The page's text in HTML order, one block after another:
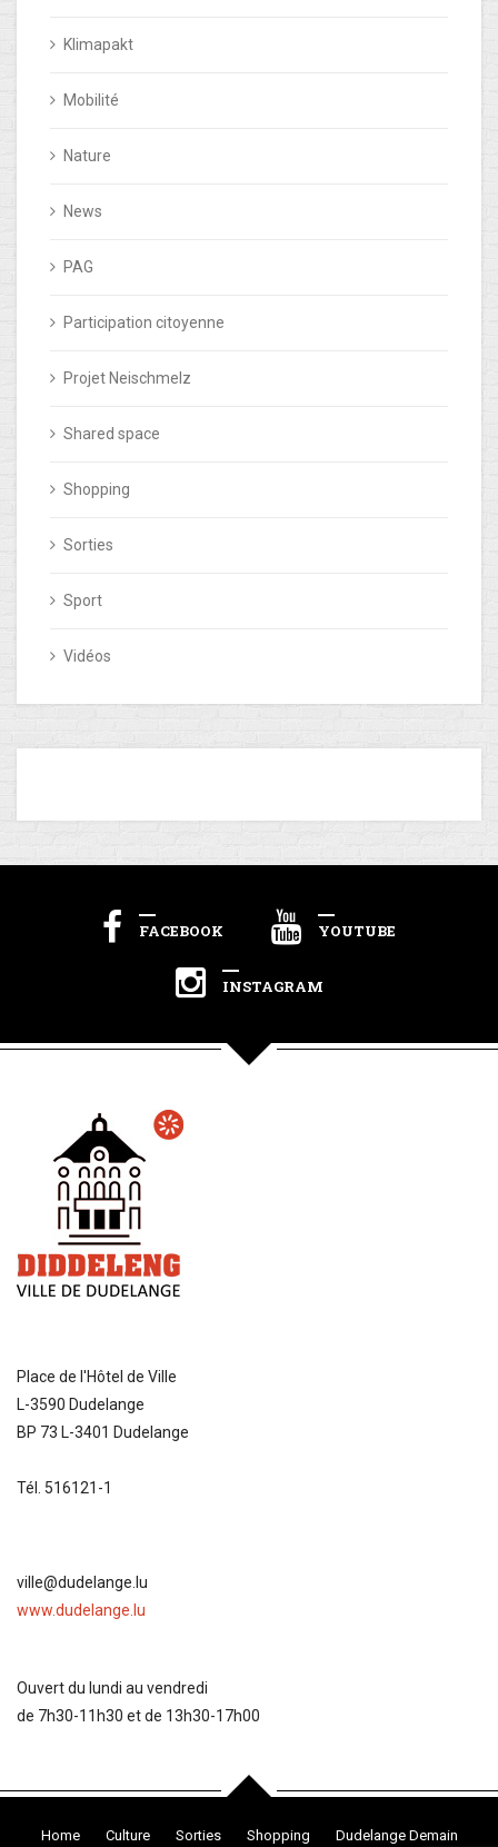
Klimapakt
Mobilité
Nature
News
PAG
Participation citoyenne
Projet Neischmelz
Shared space
Shopping
Sorties
Sport
Vidéos
FACEBOOK YOUTUBE
INSTAGRAM
Place de l'Hôtel de Ville
L-3590 Dudelange
BP 73 L-3401 Dudelange
Tél. 516121-1
ville@dudelange.lu
www.dudelange.lu
Ouvert du lundi au vendredi
de 7h30-11h30 et de 13h30-17h00
Home Culture Sorties Shopping Dudelange Demain